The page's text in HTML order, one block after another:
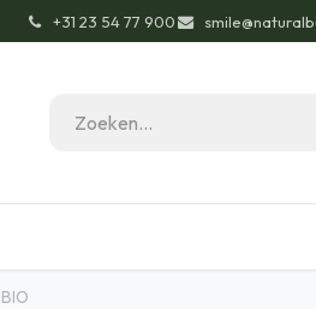
͏+31 23 54 77 900